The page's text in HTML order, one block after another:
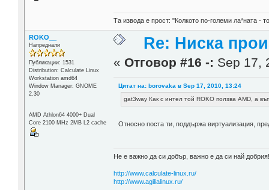
Та извода е прост: "Колкото по-големи ла*ната -
ROKO__
Напреднали
Публикации: 1531
Distribution: Calculate Linux
Workstation amd64
Window Manager: GNOME
2.30
AMD Athlon64 4000+ Dual
Core 2100 MHz 2MB L2 cache
Re: Ниска
« Отговор #16 -: Sep 17,
Цитат на: borovaka в Sep 17, 2010, 13:24
gat3way Как с интел той ROKO ползва AMD, а
Относно поста ти, поддържа виртуализация,
Не е важно да си добър, важно е да си най
http://www.calculate-linux.ru/
http://www.agilialinux.ru/